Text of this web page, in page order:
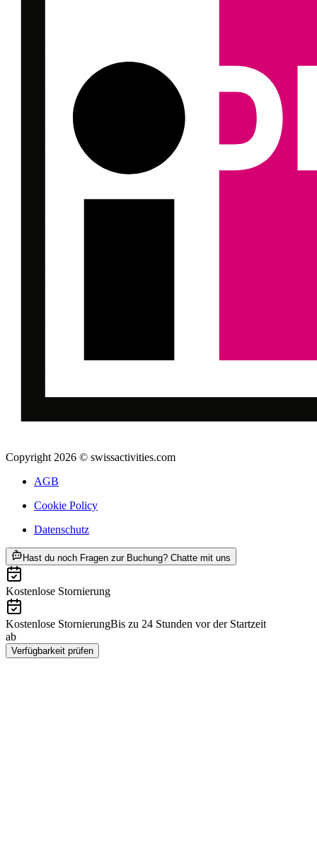
Copyright 2026 © swissactivities.com
AGB
Cookie Policy
Datenschutz
Hast du noch Fragen zur Buchung? Chatte mit uns
Kostenlose Stornierung
Kostenlose StornierungBis zu 24 Stunden vor der Startzeit
ab
Verfügbarkeit prüfen